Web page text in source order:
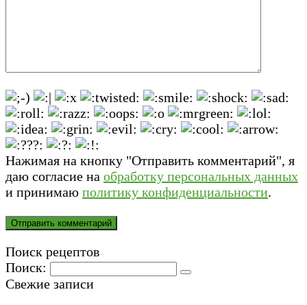
Нажимая на кнопку "Отправить комментарий", я
даю согласие на обработку персональных данных
и принимаю политику конфиденциальности.
Поиск рецептов
Поиск:
Свежие записи